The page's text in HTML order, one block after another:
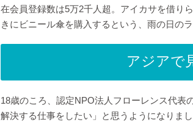
在会員登録数は5万2千人超。アイカサを借り
きにビニール傘を購入するという、雨の日の
アジアで
18歳のころ、認定NPO法人フローレンス代表
解決する仕事をしたい」と思うようになりま